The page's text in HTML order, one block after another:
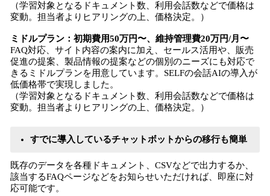
（学習対象となるドキュメント数、利用会話数などで価格は
変動。担当者よりヒアリングの上、価格決定。）
ミドルプラン：初期費用50万円〜、維持管理費20万円/月〜
FAQ対応、サイト内容の案内に加え、セールス活用や、販売
促進の提案、製品情報の提案などの個別のニーズにも対応で
きるミドルプランを用意しています。SELFの会話AIの導入が
低価格帯で実現しました。
（学習対象となるドキュメント数、利用会話数などで価格は
変動。担当者よりヒアリングの上、価格決定。）
すでに導入しているチャットボットからの移行も簡単
既存のデータを各種ドキュメント、CSVなどで出力するか、
該当するFAQページなどをお知らせいただければ、即座に対
応可能です。